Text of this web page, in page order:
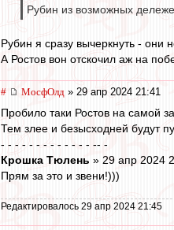
Рубин из возможных
Рубин я сразу вычеркнуть - они
А Ростов вон отскочил аж на
# МосфОлд » 29 апр 2024 21:41
Пробило таки Ростов на самой
Тем злее и безысходней будут
- - - - - - - - - - - - - -- -
Крошка Тюлень » 29 апр 2024
Прям за это и звени!)))
Редактировалось 29 апр 2024 21:45